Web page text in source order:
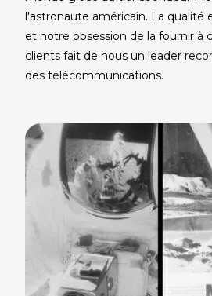
l'astronaute américain. La qualité
et notre obsession de la fournir à
clients fait de nous un leader
des télécommunications.